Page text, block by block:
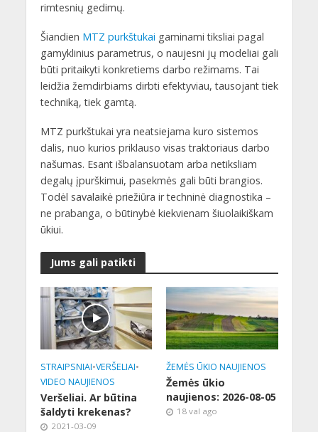
rimtesnių gedimų.
Šiandien MTZ purkštukai gaminami tiksliai pagal
gamyklinius parametrus, o naujesni jų modeliai gali
būti pritaikyti konkretiems darbo režimams. Tai
leidžia žemdirbiams dirbti efektyviau, tausojant tiek
techniką, tiek gamtą.
MTZ purkštukai yra neatsiejama kuro sistemos
dalis, nuo kurios priklauso visas traktoriaus darbo
našumas. Esant išbalansuotam arba netiksliam
degalų įpurškimui, pasekmės gali būti brangios.
Todėl savalaikė priežiūra ir techninė diagnostika –
ne prabanga, o būtinybė kiekvienam šiuolaikiškam
ūkiui.
Jums gali patikti
STRAIPSNIAI•VERŠELIAI•
VIDEO NAUJIENOS
Veršeliai. Ar būtina
šaldyti krekenas?
2021-03-09
ŽEMĖS ŪKIO NAUJIENOS
Žemės ūkio
naujienos: 2026-08-05
18 val ago